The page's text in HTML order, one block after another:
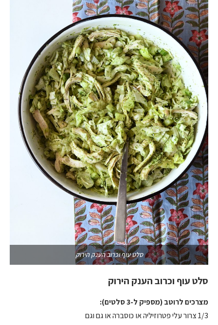
סלט עוף וכרוב הענק הירוק
סלט עוף וכרוב הענק הירוק
מצרכים לרוטב (מספיק ל-3 סלטים):
1/3 צרור עלי פטרוזיליה או כוסברה או גם וגם